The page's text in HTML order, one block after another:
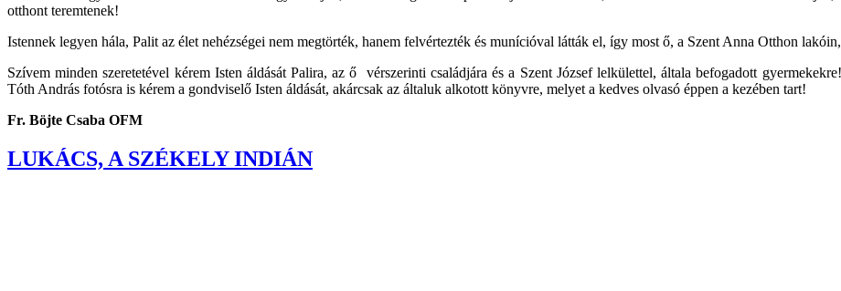
otthont teremtenek!
Istennek legyen hála, Palit az élet nehézségei nem megtörték, hanem felvértezték és munícióval látták el, így most ő, a Szent Anna Otthon
Szívem minden szeretetével kérem Isten áldását Palira, az ő vérszerinti családjára és a Szent József lelkülettel, általa befogadott
Tóth András fotósra is kérem a gondviselő Isten áldását, akárcsak az általuk alkotott könyvre, melyet a kedves olvasó éppen a kezében tart!
Fr. Böjte Csaba OFM
LUKÁCS, A SZÉKELY INDIÁN